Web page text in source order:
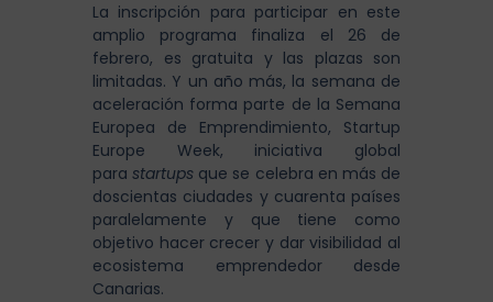
La inscripción para participar en este
amplio programa finaliza el 26 de
febrero, es gratuita y las plazas son
limitadas. Y un año más, la semana de
aceleración forma parte de la Semana
Europea de Emprendimiento, Startup
Europe Week, iniciativa global
parastartups que se celebra en más de
doscientas ciudades y cuarenta países
paralelamente y que tiene como
objetivo hacer crecer y dar visibilidad al
ecosistema emprendedor desde
Canarias.